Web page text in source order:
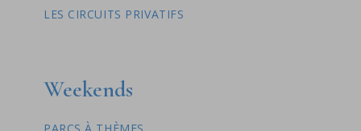
LES CIRCUITS PRIVATIFS
Weekends